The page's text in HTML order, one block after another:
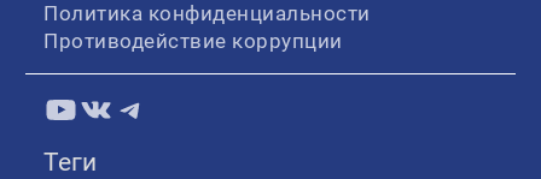
Политика конфиденциальности
Противодействие коррупции
YouTube
ВКонтакте
Telegram
Теги